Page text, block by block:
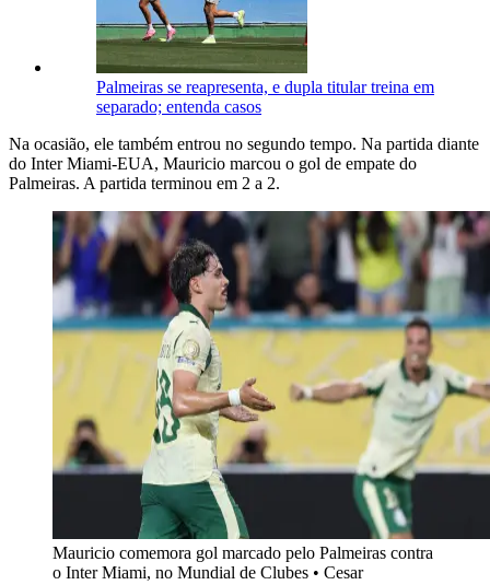
Palmeiras se reapresenta, e dupla titular treina em
separado; entenda casos
Na ocasião, ele também entrou no segundo tempo. Na partida diante
do Inter Miami-EUA, Mauricio marcou o gol de empate do
Palmeiras. A partida terminou em 2 a 2.
Mauricio comemora gol marcado pelo Palmeiras contra
o Inter Miami, no Mundial de Clubes • Cesar